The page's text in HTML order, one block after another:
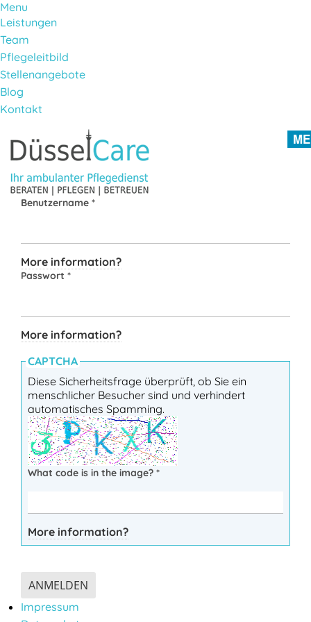
Menu
Leistungen
Team
Pflegeleitbild
Stellenangebote
Blog
Kontakt
Direkt zum Inhalt
Benutzername *
More information?
Passwort *
More information?
CAPTCHA
Diese Sicherheitsfrage überprüft, ob Sie ein
menschlicher Besucher sind und verhindert
automatisches Spamming.
What code is in the image? *
More information?
ANMELDEN
Impressum